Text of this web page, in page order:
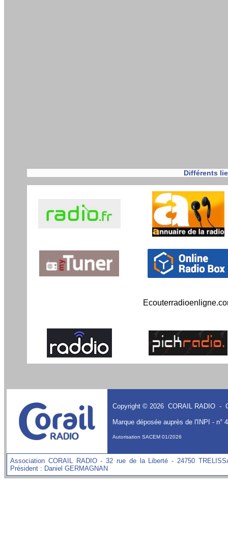
Différents
Copyright © 2026 CORAIL RADIO -
Marque déposée auprès de l'INPI - n°
Autorisation SACEM 01/2026
Association CORAIL RADIO - 32 rue de la Liberté - 24750
Président : Daniel GERMAGNAN